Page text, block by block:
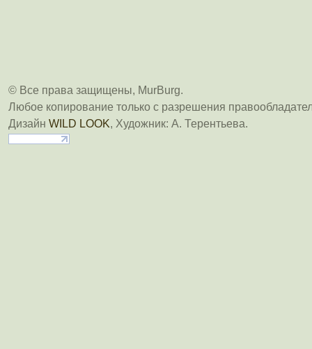
© Все права защищены, MurBurg.
Любое копирование только с разрешения
Дизайн WILD LOOK, Художник: А. Терентьева.